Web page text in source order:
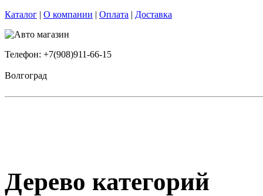
Каталог | О компании | Оплата | Доставка
Телефон: +7(908)911-66-15
Волгоград
Дерево категорий